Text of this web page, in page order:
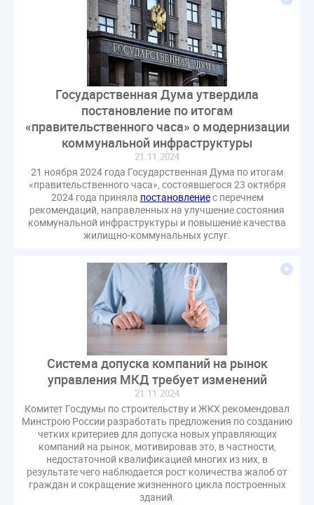
Государственная Дума утвердила
постановление по итогам
«правительственного часа» о модернизации
коммунальной инфраструктуры
21.11.2024
21 ноября 2024 года Государственная Дума по итогам
«правительственного часа», состоявшегося 23 октября
2024 года приняла постановлениес перечнем
рекомендаций, направленных на улучшение состояния
коммунальной инфраструктуры и повышение качества
жилищно-коммунальных услуг.
Система допуска компаний на рынок
управления МКД требует изменений
21.11.2024
Комитет Госдумы по строительству и ЖКХ рекомендовал
Минстрою России разработать предложения по созданию
четких критериев для допуска новых управляющих
компаний на рынок, мотивировав это, в частности,
недостаточной квалификацией многих из них, в
результате чего наблюдается рост количества жалоб от
граждан и сокращение жизненного цикла построенных
зданий.